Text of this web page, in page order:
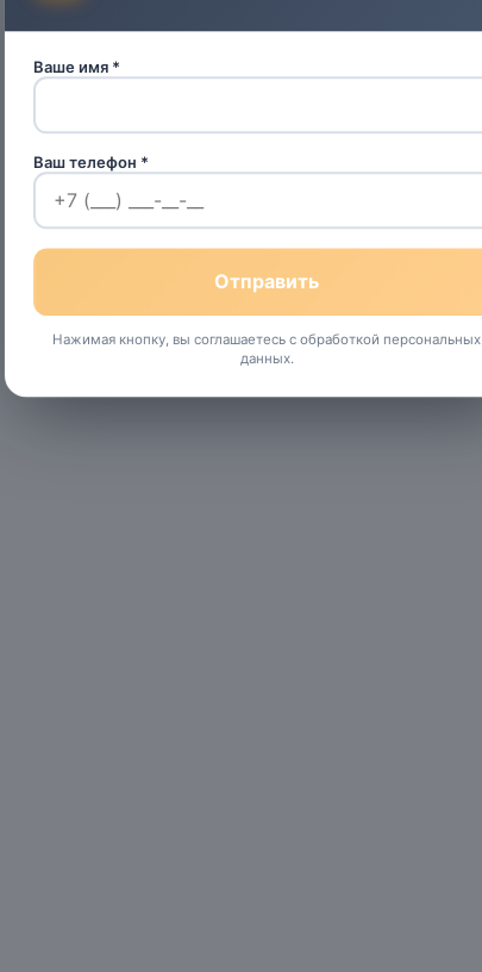
Ваше имя *
Ваш телефон *
Нажимая кнопку, вы соглашаетесь с обработкой персональных
данных.